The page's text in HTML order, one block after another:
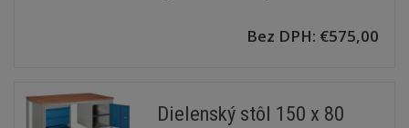
Bez DPH: €575,00
Dielenský stôl 150 x 80